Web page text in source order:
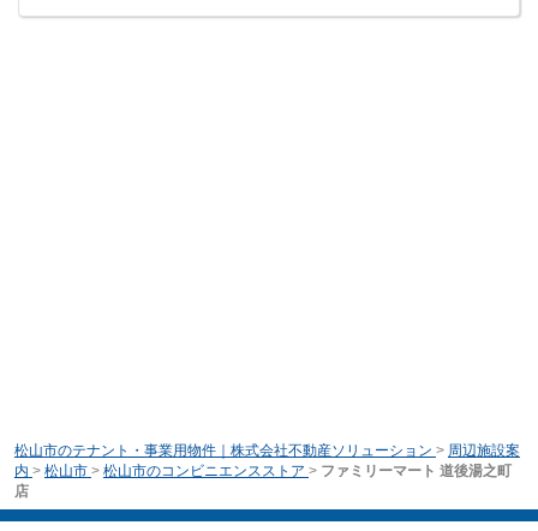
松山市のテナント・事業用物件｜株式会社不動産ソリューション > 周辺施設案
内 > 松山市 > 松山市のコンビニエンスストア > ファミリーマート 道後湯之町
店